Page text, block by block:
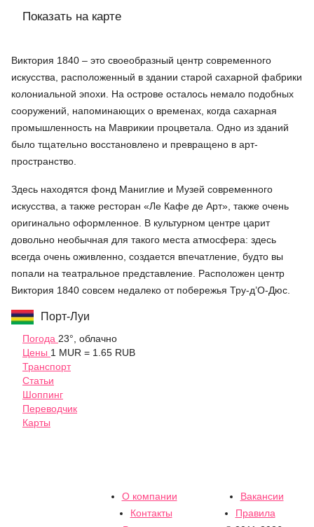
Показать на карте
Виктория 1840 – это своеобразный центр современного
искусства, расположенный в здании старой сахарной фабрики
колониальной эпохи. На острове осталось немало подобных
сооружений, напоминающих о временах, когда сахарная
промышленность на Маврикии процветала. Одно из зданий
было тщательно восстановлено и превращено в арт-
пространство.
Здесь находятся фонд Маниглие и Музей современного
искусства, а также ресторан «Ле Кафе де Арт», также очень
оригинально оформленное. В культурном центре царит
довольно необычная для такого места атмосфера: здесь
всегда очень оживленно, создается впечатление, будто вы
попали на театральное представление. Расположен центр
Виктория 1840 совсем недалеко от побережья Тру-д’О-Дюс.
Порт-Луи
Погода 23°, облачно
Цены 1 MUR = 1.65 RUB
Транспорт
Статьи
Шоппинг
Переводчик
Карты
О компании
Вакансии
Контакты
Правила